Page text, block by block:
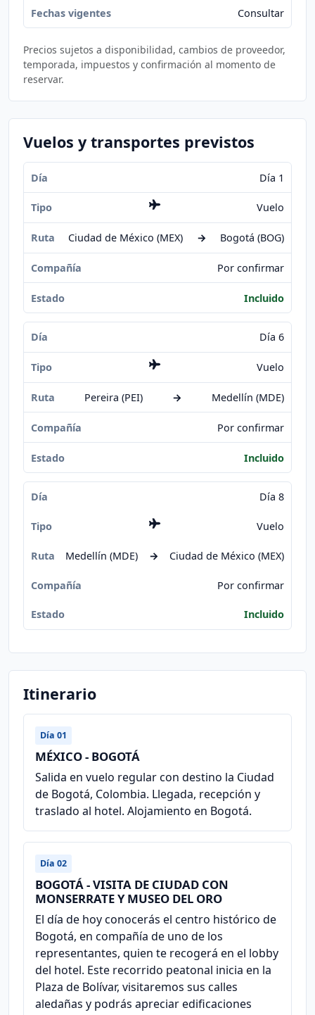
Consultar
Precios sujetos a disponibilidad, cambios de proveedor,
temporada, impuestos y confirmación al momento de
reservar.
Vuelos y transportes previstos
Día 1
Vuelo
Ciudad de México (MEX) → Bogotá (BOG)
Por confirmar
Incluido
Día 6
Vuelo
Pereira (PEI) → Medellín (MDE)
Por confirmar
Incluido
Día 8
Vuelo
Medellín (MDE) → Ciudad de México (MEX)
Por confirmar
Incluido
Itinerario
Día 01
MÉXICO - BOGOTÁ
Salida en vuelo regular con destino la Ciudad
de Bogotá, Colombia. Llegada, recepción y
traslado al hotel. Alojamiento en Bogotá.
Día 02
BOGOTÁ - VISITA DE CIUDAD CON
MONSERRATE Y MUSEO DEL ORO
El día de hoy conocerás el centro histórico de
Bogotá, en compañía de uno de los
representantes, quien te recogerá en el lobby
del hotel. Este recorrido peatonal inicia en la
Plaza de Bolívar, visitaremos sus calles
aledañas y podrás apreciar edificaciones